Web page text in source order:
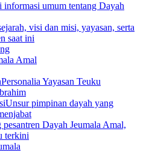
informasi umum tentang Dayah
visi dan misi, yayasan, serta
saat ini
Amal
Personalia Yayasan Teuku
Unsur pimpinan dayah yang
Dayah Jeumala Amal,
terkini